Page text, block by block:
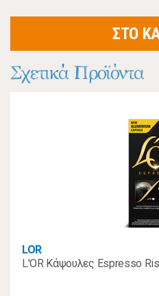
ΣΤΟ
Σχετικά Προϊόντα
LOR
L'OR Κάψουλες Espresso